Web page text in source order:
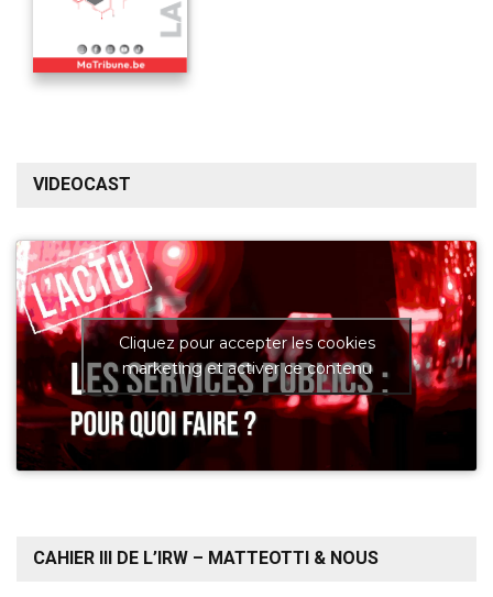
VIDEOCAST
Cliquez pour accepter les cookies
marketing et activer ce contenu
CAHIER III DE L’IRW – MATTEOTTI & NOUS